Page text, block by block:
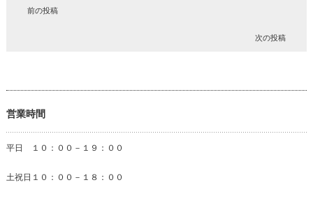
前の投稿
次の投稿
営業時間
平日 １０：００－１９：００
土祝日１０：００－１８：００